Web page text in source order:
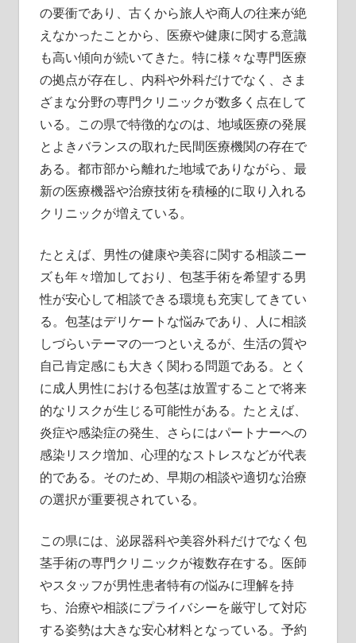
の要衝であり、古くから旅人や商人の往来が絶
えなかったことから、医療や健康に関する意識
も高い傾向が続いてきた。特に様々な専門医療
の拠点が存在し、内科や外科だけでなく、さま
ざまな分野の専門クリニックが数多く点在して
いる。この県で特徴的なのは、地域医療の発展
とよきバランスの取れた民間医療機関の存在で
ある。都市部から離れた地域でありながら、最
新の医療機器や治療技術を積極的に取り入れる
クリニックが増えている。
たとえば、男性の健康や美容に関する相談ニー
ズも年々増加しており、包茎手術を希望する男
性が安心して相談できる環境も充実してきてい
る。包茎はデリケートな悩みであり、人に相談
しづらいテーマの一つといえるが、生活の質や
自己肯定感にも大きく関わる問題である。とく
に成人男性における包茎は放置することで将来
的なリスクが生じる可能性がある。たとえば、
炎症や感染症の発生、さらにはパートナーへの
感染リスク増加、心理的なストレスなどが代表
的である。そのため、早期の相談や適切な治療
の選択が重要視されている。
この県には、泌尿器科や美容外科だけでなく包
茎手術の専門クリニックが複数存在する。医師
やスタッフが男性患者特有の悩みに理解を持
ち、治療や相談にプライバシーを厳守して対応
する姿勢は大きな安心材料となっている。予約